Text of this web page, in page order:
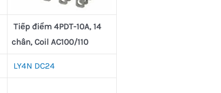
Tiếp điểm 4PDT-10A, 14
chân, Coil AC100/110
LY4N DC24